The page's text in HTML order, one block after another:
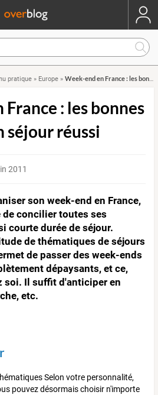
pratique » Europe » Week-end en France : les bonnes idées pour un séjour réussi
: les bonnes
séjour réussi
2011
son week-end en France,
concilier toutes ses
courte durée de séjour.
de thématiques de séjours
de passer des week-ends
dépaysants, et ce,
soi. Il suffit d'anticiper en
etc.
Selon votre personnalité,
pouvez désormais choisir n'importe